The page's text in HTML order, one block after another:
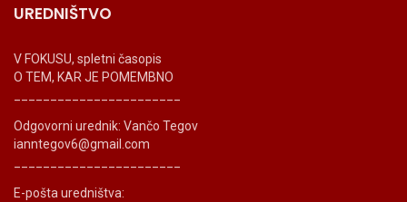
UREDNIŠTVO
V FOKUSU, spletni časopis
O TEM, KAR JE POMEMBNO
Odgovorni urednik: Vančo Tegov
ianntegov6@gmail.com
E-pošta uredništva: